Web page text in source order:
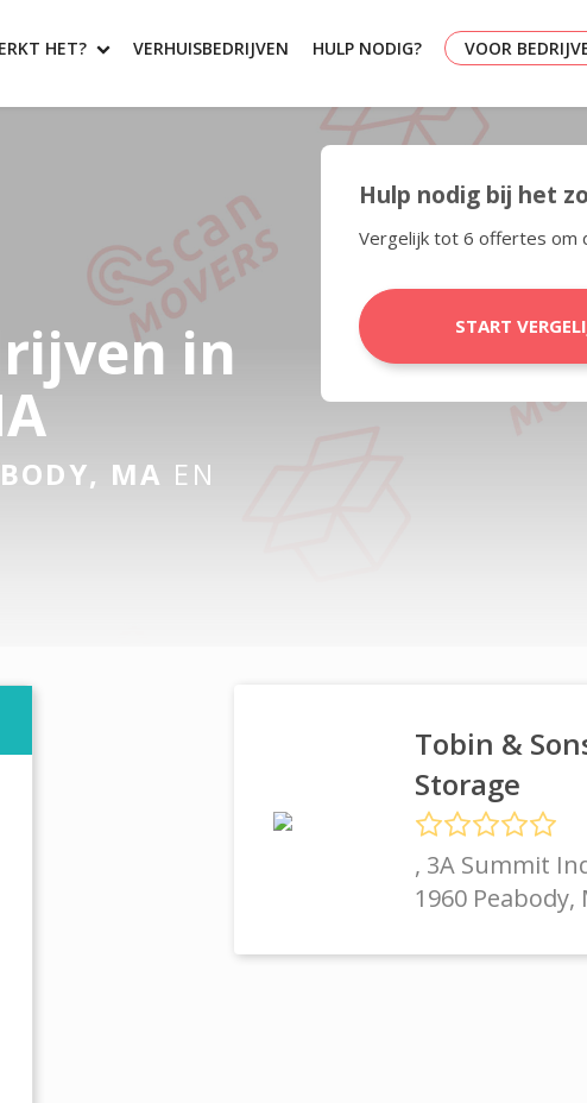
HET? VERHUISBEDRIJVEN HULP NODIG? VOOR
in
MA EN
Hulp nodig bij het
Vergelijk tot 6 offertes om
START
Tobin &
Storage
, 3A Summit
1960 Peabody,